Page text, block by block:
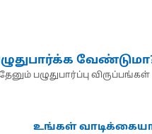
பழுதுபார்ப்பு
உங்கள்